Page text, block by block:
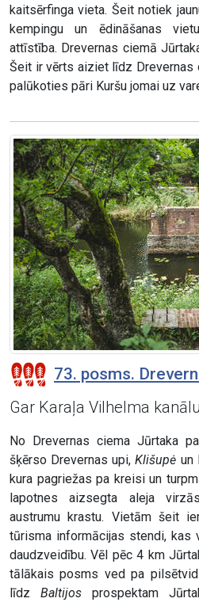
kaitsērfinga vieta. Šeit notiek
kempingu un ēdināšanas
attīstība. Drevernas ciemā
Šeit ir vērts aiziet līdz Drevernas
palūkoties pāri Kuršu jomai uz
73. posms.
Gar Karaļa Vilhelma
No Drevernas ciema Jūrtaka pa
šķērso Drevernas upi,Klišupė un
kura pagriežas pa kreisi un
lapotnes aizsegta aleja
austrumu krastu. Vietām šeit
tūrisma informācijas stendi, kas
daudzveidību. Vēl pēc 4 km
tālākais posms ved pa
līdz Baltijos prospektam